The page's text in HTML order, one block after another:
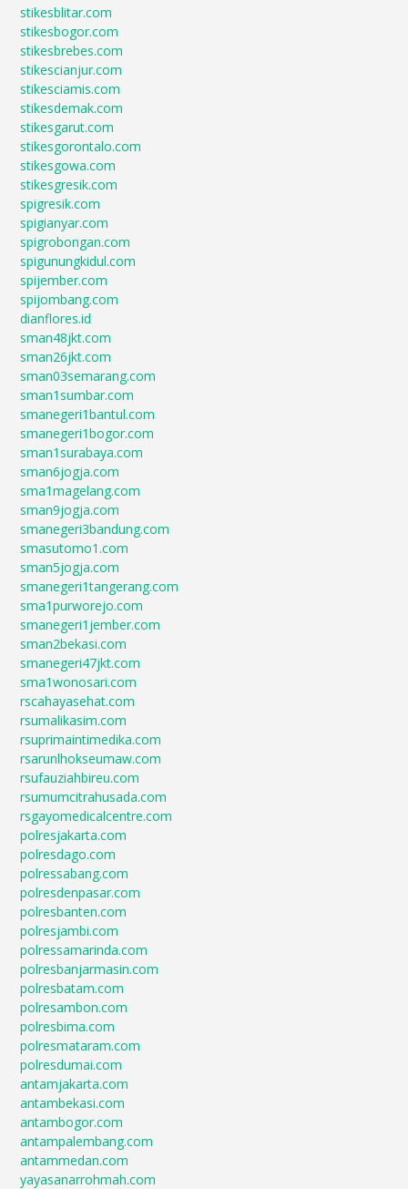
stikesblitar.com
stikesbogor.com
stikesbrebes.com
stikescianjur.com
stikesciamis.com
stikesdemak.com
stikesgarut.com
stikesgorontalo.com
stikesgowa.com
stikesgresik.com
spigresik.com
spigianyar.com
spigrobongan.com
spigunungkidul.com
spijember.com
spijombang.com
dianflores.id
sman48jkt.com
sman26jkt.com
sman03semarang.com
sman1sumbar.com
smanegeri1bantul.com
smanegeri1bogor.com
sman1surabaya.com
sman6jogja.com
sma1magelang.com
sman9jogja.com
smanegeri3bandung.com
smasutomo1.com
sman5jogja.com
smanegeri1tangerang.com
sma1purworejo.com
smanegeri1jember.com
sman2bekasi.com
smanegeri47jkt.com
sma1wonosari.com
rscahayasehat.com
rsumalikasim.com
rsuprimaintimedika.com
rsarunlhokseumaw.com
rsufauziahbireu.com
rsumumcitrahusada.com
rsgayomedicalcentre.com
polresjakarta.com
polresdago.com
polressabang.com
polresdenpasar.com
polresbanten.com
polresjambi.com
polressamarinda.com
polresbanjarmasin.com
polresbatam.com
polresambon.com
polresbima.com
polresmataram.com
polresdumai.com
antamjakarta.com
antambekasi.com
antambogor.com
antampalembang.com
antammedan.com
yayasanarrohmah.com